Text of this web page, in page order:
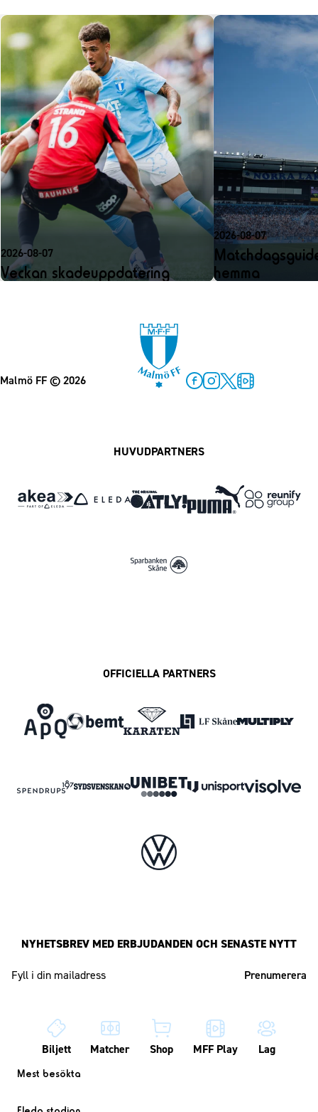
2026-08-07
Veckan skadeuppdatering
2026-08-07
hemma
Malmö FF© 2026
HUVUDPARTNERS
OFFICIELLA PARTNERS
NYHETSBREV MED ERBJUDANDEN OCH SENASTE NYTT
Biljett Matcher Shop MFF Play Lag
Mest besökta